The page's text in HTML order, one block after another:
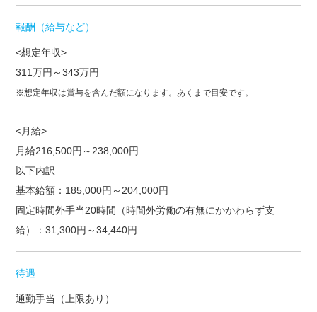
報酬（給与など）
<想定年収>
311万円～343万円
※想定年収は賞与を含んだ額になります。あくまで目安です。
<月給>
月給216,500円～238,000円
以下内訳
基本給額：185,000円～204,000円
固定時間外手当20時間（時間外労働の有無にかかわらず支
給）：31,300円～34,440円
待遇
通勤手当（上限あり）